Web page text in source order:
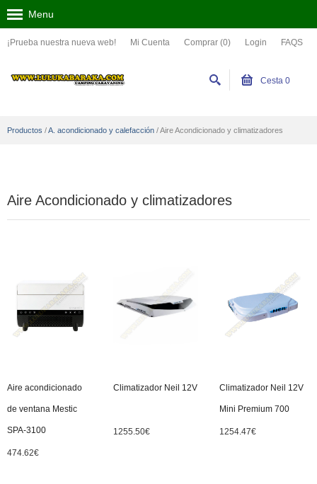
¡Prueba nuestra nueva web! Mi Cuenta Comprar (0) Login FAQS
Menu
Cesta 0
Productos /A. acondicionado y calefacción /Aire Acondicionado y climatizadores
Aire Acondicionado y climatizadores
Aire acondicionado
de ventana Mestic
SPA-3100
474.62€
Climatizador Neil 12V
1255.50€
Climatizador Neil 12V
Mini Premium 700
1254.47€